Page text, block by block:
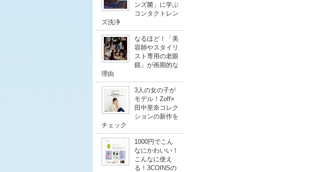
ンズ菌」に学ぶ
コンタクトレン
ズ洗浄
なるほど！「美
容師やスタイリ
スト専用の老眼
鏡」が画期的な
理由
3人の女の子が
モデル！Zoff×
田中里奈コレク
ションの新作を
チェック
1000円でこん
なにかわいい！
こんなに使え
る！3COINSの